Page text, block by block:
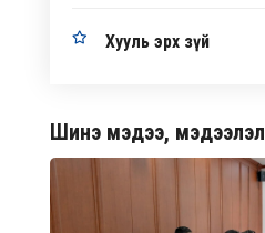
Хууль эрх зүй
Шинэ мэдээ, мэдээлэл